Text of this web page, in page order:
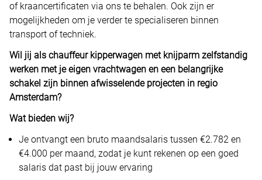
of kraancertificaten via ons te behalen. Ook zijn er
mogelijkheden om je verder te specialiseren binnen
transport of techniek.
Wil jij als chauffeur kipperwagen met knijparm zelfstandig
werken met je eigen vrachtwagen en een belangrijke
schakel zijn binnen afwisselende projecten in regio
Amsterdam?
Wat bieden wij?
Je ontvangt een bruto maandsalaris tussen €2.782 en
€4.000 per maand, zodat je kunt rekenen op een goed
salaris dat past bij jouw ervaring